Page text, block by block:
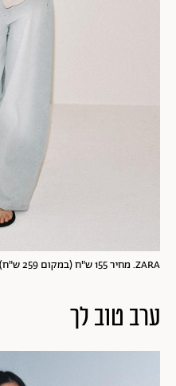
ZARA. מחיר 155 ש"ח (במקום 259 ש"ח) | צילום: יח"צ
ערב טוב לך